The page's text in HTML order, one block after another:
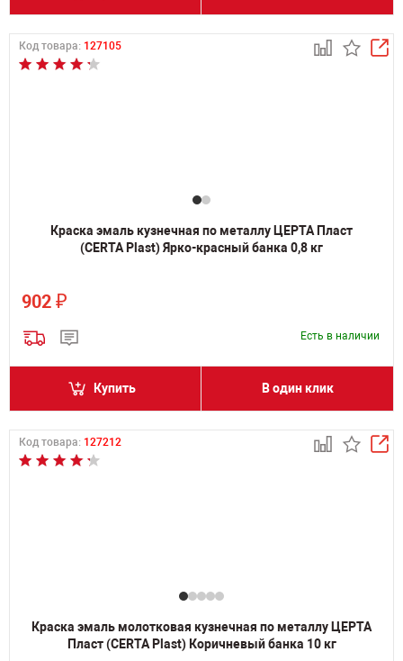
Код товара: 127105
Краска эмаль кузнечная по металлу ЦЕРТА Пласт
(CERTA Plast) Ярко-красный банка 0,8 кг
902 ₽
Есть в наличии
Купить В один клик
Код товара: 127212
Краска эмаль молотковая кузнечная по металлу ЦЕРТА
Пласт (CERTA Plast) Коричневый банка 10 кг